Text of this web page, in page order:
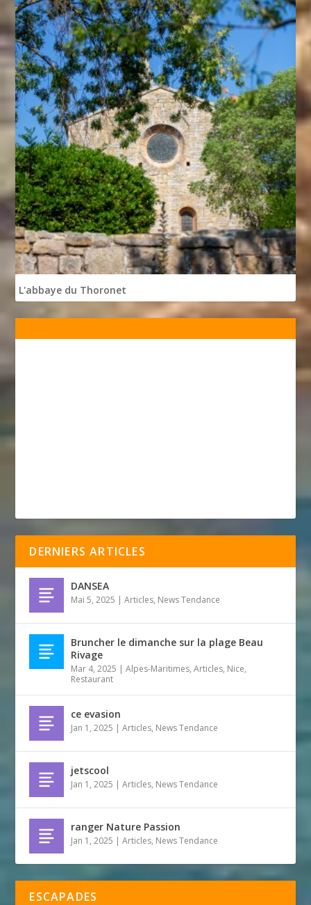
L'abbaye du Thoronet
DERNIERS ARTICLES
DANSEA
Mai 5, 2025 |Articles, News Tendance
Bruncher le dimanche sur la plage Beau
Rivage
Mar 4, 2025 |Alpes-Maritimes,Articles, Nice,
Restaurant
ce evasion
Jan 1, 2025 |Articles, News Tendance
jetscool
Jan 1, 2025 |Articles, News Tendance
ranger Nature Passion
Jan 1, 2025 |Articles, News Tendance
ESCAPADES